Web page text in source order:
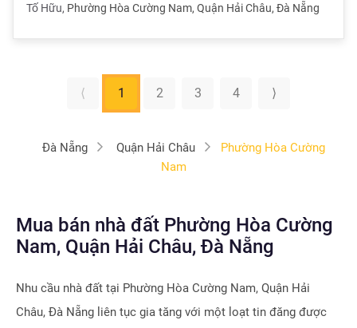
Tố Hữu, Phường Hòa Cường Nam, Quận Hải Châu, Đà Nẵng
⟨ 1 2 3 4 ⟩
Đà Nẵng Quận Hải Châu
Phường Hòa Cường
Nam
Mua bán nhà đất Phường Hòa Cường
Nam, Quận Hải Châu, Đà Nẵng
Nhu cầu nhà đất tại Phường Hòa Cường Nam, Quận Hải
Châu, Đà Nẵng liên tục gia tăng với một loạt tin đăng được